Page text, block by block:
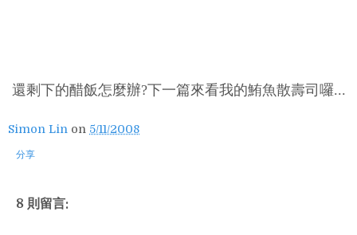
還剩下的醋飯怎麼辦?下一篇來看我的鮪魚散壽司囉...
Simon Lin on 5/11/2008
分享
8 則留言: